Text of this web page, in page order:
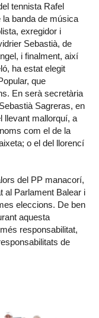
tennista Rafel
la banda de música
exregidor i
Sebastià, de
i finalment, així
ha estat elegit
que
En serà secretària
Sagreras, en
llevant mallorquí, a
com el de la
o el del llorencí
del PP manacorí,
al Parlament Balear i
eleccions. De ben
aquesta
responsabilitat,
de